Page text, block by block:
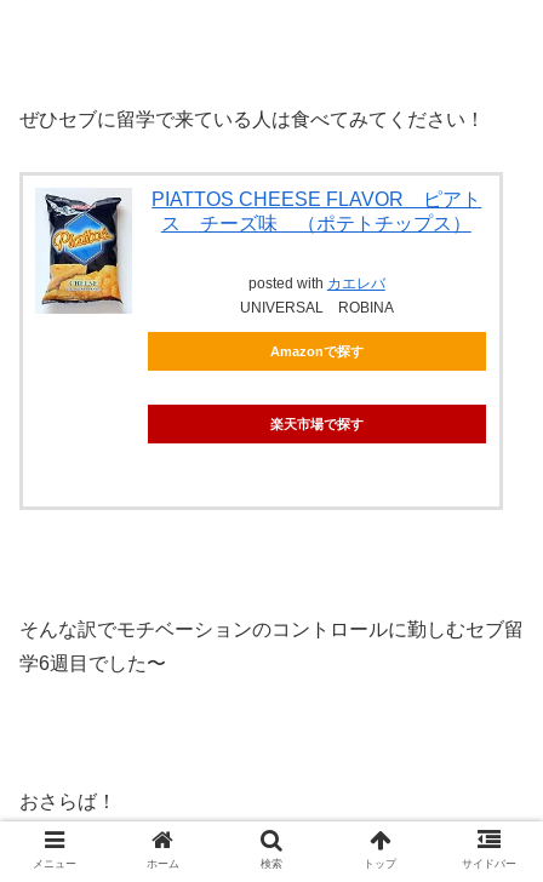
ぜひセブに留学で来ている人は食べてみてください！
PIATTOS CHEESE FLAVOR ピアト
ス チーズ味 （ポテトチップス）
posted with カエレバ
UNIVERSAL ROBINA
Amazonで探す
楽天市場で探す
そんな訳でモチベーションのコントロールに勤しむセブ留
学6週目でした〜
おさらば！
メニュー ホーム 検索 トップ サイドバー